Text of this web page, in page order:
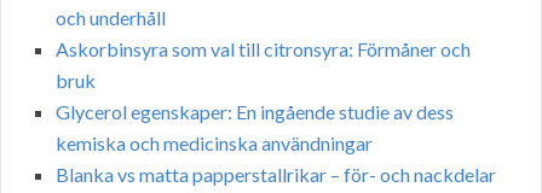
och underhåll
Askorbinsyra som val till citronsyra: Förmåner och
bruk
Glycerol egenskaper: En ingående studie av dess
kemiska och medicinska användningar
Blanka vs matta papperstallrikar – för- och nackdelar